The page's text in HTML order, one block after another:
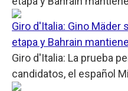
Giro d'Italia: Gino Mäder
etapa y Bahrain
Giro d'Italia: La prueba
candidatos, el español